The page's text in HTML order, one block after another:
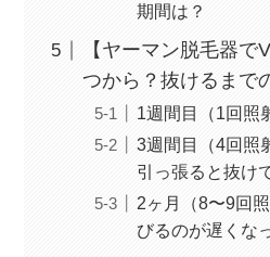
期間は？
【ヤーマン脱毛器
つから？抜けるまで
1週間目（1回照
3週間目（4回照
引っ張ると抜け
2ヶ月（8〜9回
びるのが遅くな